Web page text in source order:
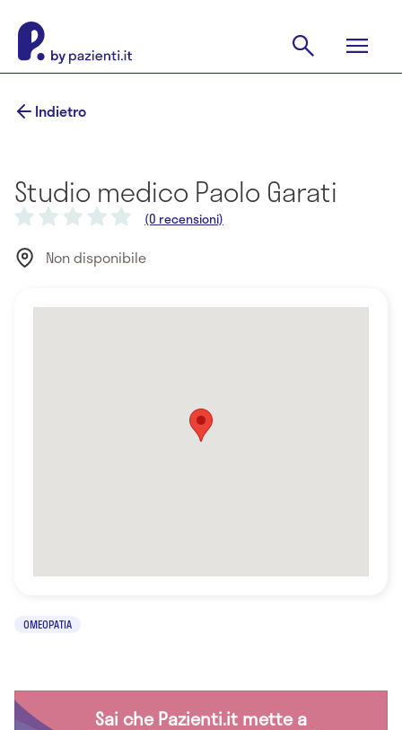
Indietro
Studio medico Paolo Garati
(0 recensioni)
Non disponibile
OMEOPATIA
Sai che Pazienti.it mette a